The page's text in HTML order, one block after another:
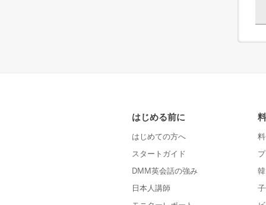
はじめる前に
はじめての方へ
スタートガイド
DMM英会話の強み
日本人講師